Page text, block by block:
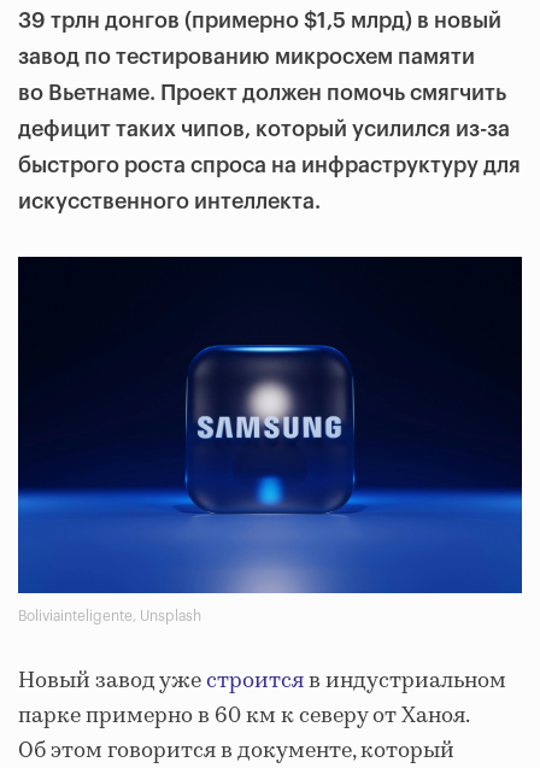
39 трлн донгов (примерно $1,5 млрд) в новый
завод по тестированию микросхем памяти
во Вьетнаме. Проект должен помочь смягчить
дефицит таких чипов, который усилился из-за
быстрого роста спроса на инфраструктуру для
искусственного интеллекта.
Boliviainteligente, Unsplash
Новый завод ужестроитсяв индустриальном
парке примерно в 60 км к северу от Ханоя.
Об этом говорится в документе, который